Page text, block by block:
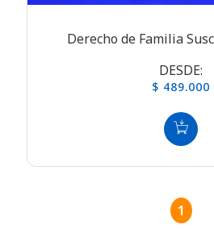
Derecho de Familia
DESDE:
$ 489.000
1